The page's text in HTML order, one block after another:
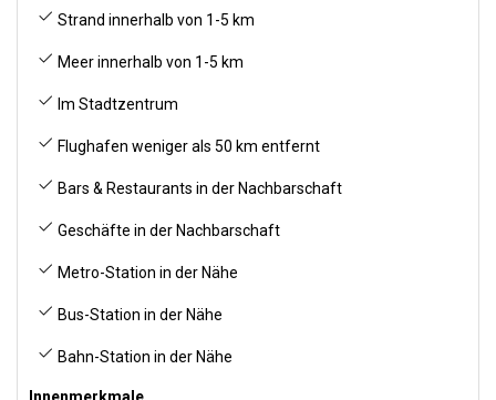
Strand innerhalb von 1-5 km
Meer innerhalb von 1-5 km
Im Stadtzentrum
Flughafen weniger als 50 km entfernt
Bars & Restaurants in der Nachbarschaft
Geschäfte in der Nachbarschaft
Metro-Station in der Nähe
Bus-Station in der Nähe
Bahn-Station in der Nähe